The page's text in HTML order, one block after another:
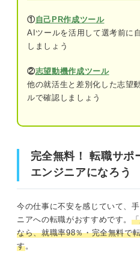
事務・サポー
システムエン
データベース
クラウドエンジ
プログラマー
Webエンジニ
①自己PR作成ツール
AIツールを活用して選考前に
しましょう
②志望動機作成ツール
他の就活生と差別化した志望
ルで確認しましょう
完全無料！ 転職サポ
エンジニアになろう
今の仕事に不安を感じていて、
ニアへの転職がおすすめです。「
なら、就職率98％・完全無料で
す。